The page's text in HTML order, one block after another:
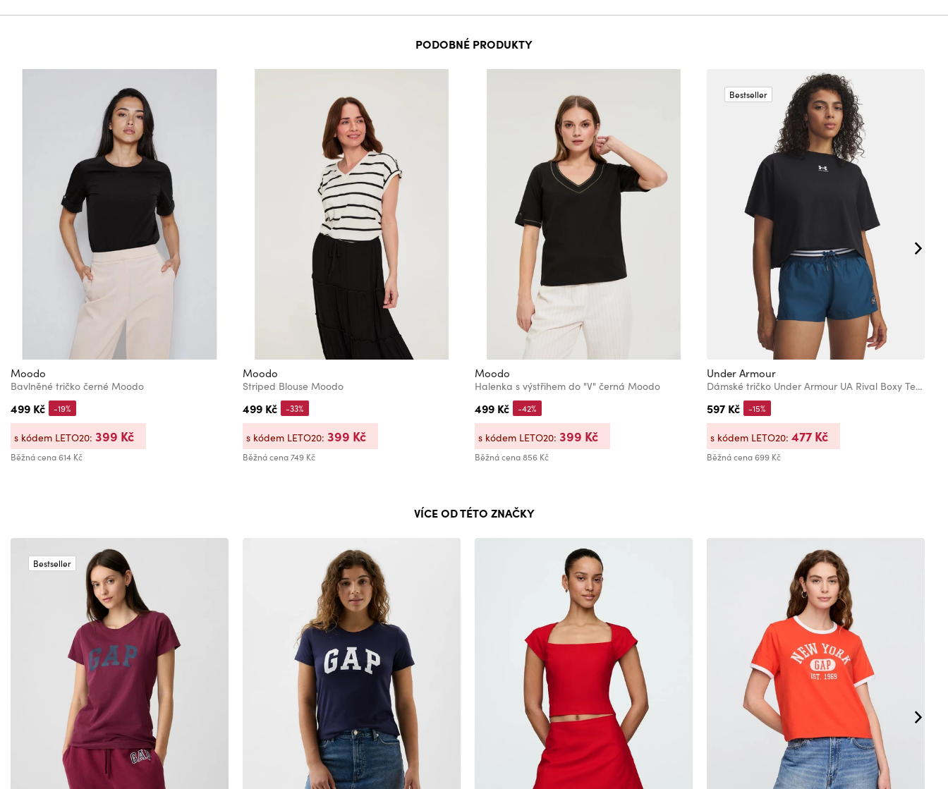
PODOBNÉ PRODUKTY
Moodo
Bavlněné tričko černé Moodo
499 Kč
Běžná cena614 Kč
-19%
s kódem LETO20: 399 Kč
Moodo
Striped Blouse Moodo
499 Kč
Běžná cena749 Kč
-33%
s kódem LETO20: 399 Kč
Moodo
Halenka s výstřihem do "V" černá Moodo
499 Kč
Běžná cena856 Kč
-42%
s kódem LETO20: 399 Kč
Bestseller
Under Armour
Dámské tričko Under Armour UA Rival Boxy Tee Solid
597 Kč
Běžná cena699 Kč
-15%
s kódem LETO20: 477 Kč
VÍCE OD TÉTO ZNAČKY
Bestseller